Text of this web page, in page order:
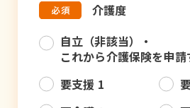
介護度
自立（非該当）・
これから介護保険を申請
要支援 1